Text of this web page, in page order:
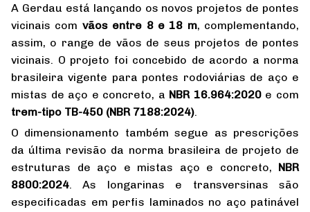
A Gerdau está lançando os novos projetos de pontes
vicinais com vãos entre 8 e 18 m, complementando,
assim, o range de vãos de seus projetos de pontes
vicinais. O projeto foi concebido de acordo a norma
brasileira vigente para pontes rodoviárias de aço e
mistas de aço e concreto, a NBR 16.964:2020e com
trem-tipo TB-450 (NBR 7188:2024).
O dimensionamento também segue as prescrições
da última revisão da norma brasileira de projeto de
estruturas de aço e mistas aço e concreto, NBR
8800:2024. As longarinas e transversinas são
especificadas em perfis laminados no aço patinável